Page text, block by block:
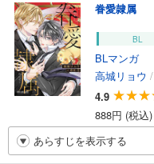
眷愛隷属
BL
BLマンガ
高城リョウ /
4.9
888円 (税込)
あらすじを表示する